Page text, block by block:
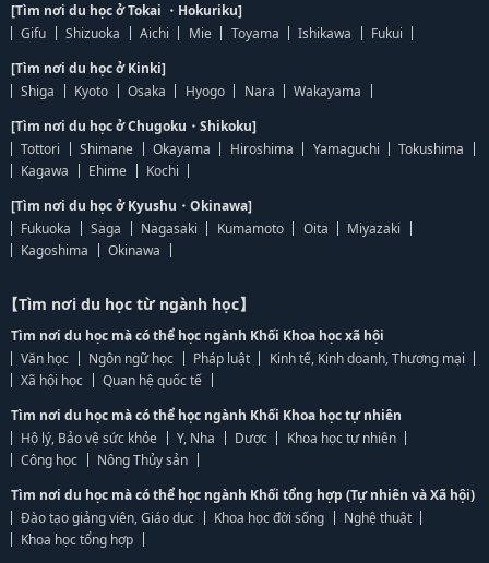
[Tìm nơi du học ở Tokai ・Hokuriku]
Gifu
Shizuoka Aichi Mie Toyama Ishikawa
Fukui
[Tìm nơi du học ở Kinki]
Shiga
Kyoto Osaka Hyogo Nara
Wakayama
[Tìm nơi du học ở Chugoku・Shikoku]
Tottori
Shimane Okayama Hiroshima Yamaguchi
Tokushima
Kagawa
Ehime
Kochi
[Tìm nơi du học ở Kyushu・Okinawa]
Fukuoka
Saga Nagasaki Kumamoto Oita
Miyazaki
Kagoshima
Okinawa
【Tìm nơi du học từ ngành học】
Tìm nơi du học mà có thể học ngành Khối Khoa học xã hội
Văn học
Ngôn ngữ học Pháp luật
Kinh tế, Kinh doanh, Thương mại
Xã hội học
Quan hệ quốc tế
Tìm nơi du học mà có thể học ngành Khối Khoa học tự nhiên
Hộ lý, Bảo vệ sức khỏe
Y, Nha Dược
Khoa học tự nhiên
Công học
Nông Thủy sản
Tìm nơi du học mà có thể học ngành Khối tổng hợp (Tự nhiên và Xã hội)
Đào tạo giảng viên, Giáo dục
Khoa học đời sống
Nghệ thuật
Khoa học tổng hợp